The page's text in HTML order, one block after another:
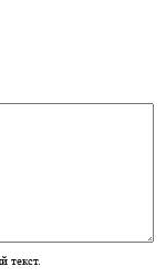
текст.